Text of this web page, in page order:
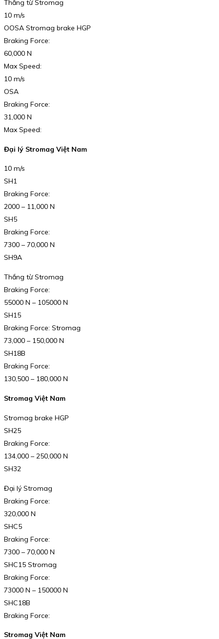
Thắng từ Stromag
10 m/s
OOSA Stromag brake HGP
Braking Force:
60,000 N
Max Speed:
10 m/s
OSA
Braking Force:
31,000 N
Max Speed:
Đại lý Stromag Việt Nam
10 m/s
SH1
Braking Force:
2000 – 11,000 N
SH5
Braking Force:
7300 – 70,000 N
SH9A
Thắng từ Stromag
Braking Force:
55000 N – 105000 N
SH15
Braking Force: Stromag
73,000 – 150,000 N
SH18B
Braking Force:
130,500 – 180,000 N
Stromag Việt Nam
Stromag brake HGP
SH25
Braking Force:
134,000 – 250,000 N
SH32
Đại lý Stromag
Braking Force:
320,000 N
SHC5
Braking Force:
7300 – 70,000 N
SHC15 Stromag
Braking Force:
73000 N – 150000 N
SHC18B
Braking Force:
Stromag Việt Nam